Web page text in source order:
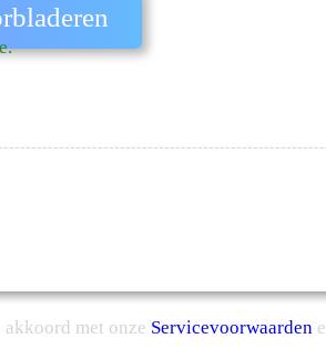
met onze Servicevoorwaarden